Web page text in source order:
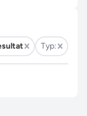
Typ: